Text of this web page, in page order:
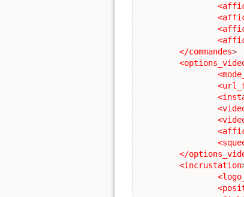
</commandes>
</
<incrustation